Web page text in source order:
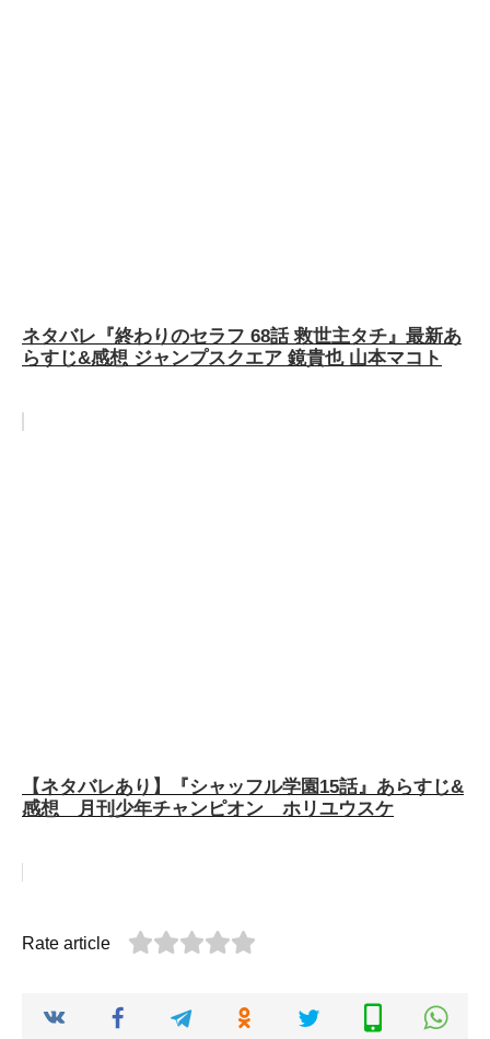
ネタバレ『終わりのセラフ 68話 救世主タチ』最新あ
らすじ&感想 ジャンプスクエア 鏡貴也 山本マコト
【ネタバレあり】『シャッフル学園15話』あらすじ&
感想 月刊少年チャンピオン ホリユウスケ
Rate article